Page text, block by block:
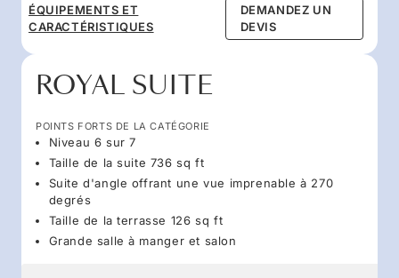
ÉQUIPEMENTS ET
CARACTÉRISTIQUES
DEMANDEZ UN
DEVIS
ROYAL SUITE
POINTS FORTS DE LA CATÉGORIE
Niveau 6 sur 7
Taille de la suite 736 sq ft
Suite d'angle offrant une vue imprenable à 270
degrés
Taille de la terrasse 126 sq ft
Grande salle à manger et salon